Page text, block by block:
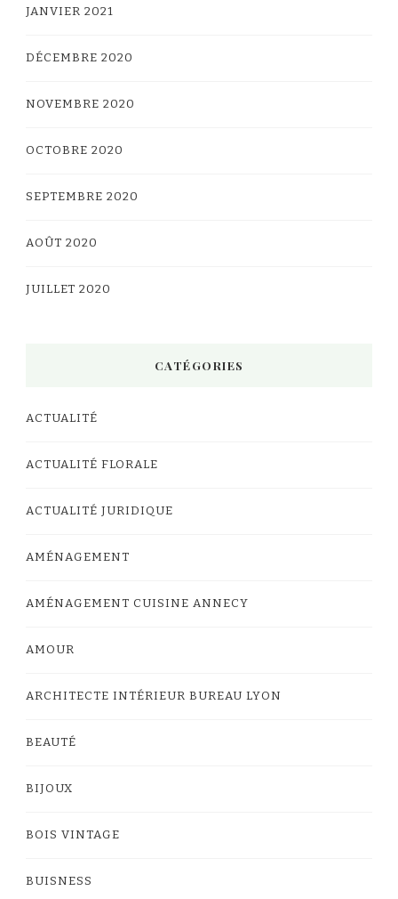
JANVIER 2021
DÉCEMBRE 2020
NOVEMBRE 2020
OCTOBRE 2020
SEPTEMBRE 2020
AOÛT 2020
JUILLET 2020
CATÉGORIES
ACTUALITÉ
ACTUALITÉ FLORALE
ACTUALITÉ JURIDIQUE
AMÉNAGEMENT
AMÉNAGEMENT CUISINE ANNECY
AMOUR
ARCHITECTE INTÉRIEUR BUREAU LYON
BEAUTÉ
BIJOUX
BOIS VINTAGE
BUISNESS